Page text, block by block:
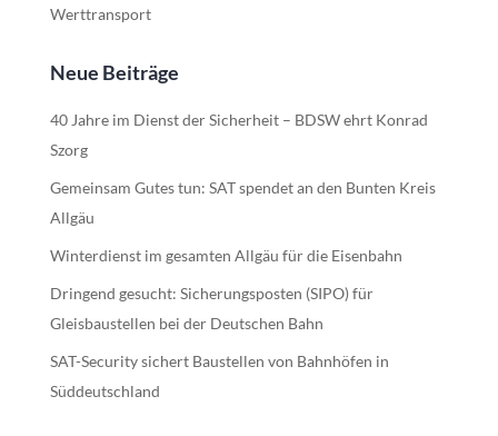
Werttransport
Neue Beiträge
40 Jahre im Dienst der Sicherheit – BDSW ehrt Konrad
Szorg
Gemeinsam Gutes tun: SAT spendet an den Bunten Kreis
Allgäu
Winterdienst im gesamten Allgäu für die Eisenbahn
Dringend gesucht: Sicherungsposten (SIPO) für
Gleisbaustellen bei der Deutschen Bahn
SAT-Security sichert Baustellen von Bahnhöfen in
Süddeutschland